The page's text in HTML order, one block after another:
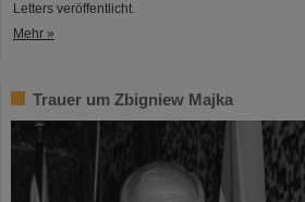
Letters veröffentlicht.
Mehr »
Trauer um Zbigniew Majka